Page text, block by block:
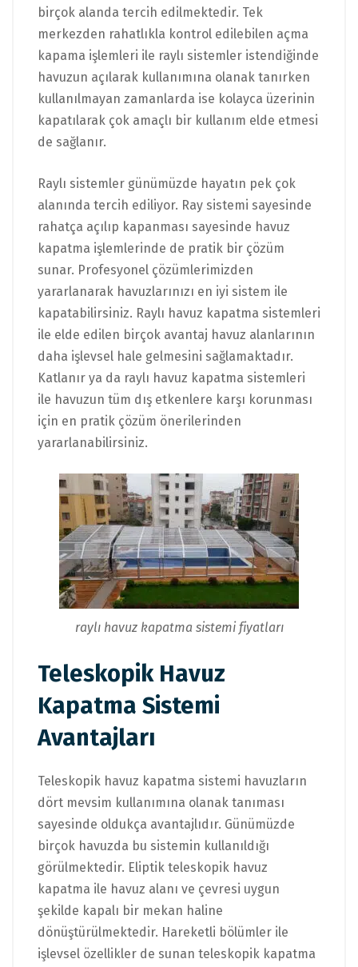
birçok alanda tercih edilmektedir. Tek
merkezden rahatlıkla kontrol edilebilen açma
kapama işlemleri ile raylı sistemler istendiğinde
havuzun açılarak kullanımına olanak tanırken
kullanılmayan zamanlarda ise kolayca üzerinin
kapatılarak çok amaçlı bir kullanım elde etmesi
de sağlanır.
Raylı sistemler günümüzde hayatın pek çok
alanında tercih ediliyor. Ray sistemi sayesinde
rahatça açılıp kapanması sayesinde havuz
kapatma işlemlerinde de pratik bir çözüm
sunar. Profesyonel çözümlerimizden
yararlanarak havuzlarınızı en iyi sistem ile
kapatabilirsiniz. Raylı havuz kapatma sistemleri
ile elde edilen birçok avantaj havuz alanlarının
daha işlevsel hale gelmesini sağlamaktadır.
Katlanır ya da raylı havuz kapatma sistemleri
ile havuzun tüm dış etkenlere karşı korunması
için en pratik çözüm önerilerinden
yararlanabilirsiniz.
raylı havuz kapatma sistemi fiyatları
Teleskopik Havuz
Kapatma Sistemi
Avantajları
Teleskopik havuz kapatma sistemi havuzların
dört mevsim kullanımına olanak tanıması
sayesinde oldukça avantajlıdır. Günümüzde
birçok havuzda bu sistemin kullanıldığı
görülmektedir. Eliptik teleskopik havuz
kapatma ile havuz alanı ve çevresi uygun
şekilde kapalı bir mekan haline
dönüştürülmektedir. Hareketli bölümler ile
işlevsel özellikler de sunan teleskopik kapatma